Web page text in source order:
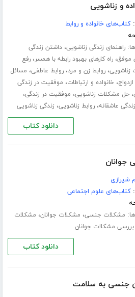
و زناشویی
کتاب‌های خانواده و روابط
راهنمای زندگی زناشویی،داشتن زندگی
موفق،راه کارهای بهبود رابطه با همسر،رفع
زناشویی،روابط زن و مرد،روابط عاطفی، مسائل
ازدواج، خانواده و ارتباطات، موفقیت در زندگی
،حل مشکلات زناشویی، موفقیت در زندگی،
عاشقانه،روابط زناشویی، زندگی زناشویی
دانلود کتاب
جوانان
شیرازی
کتاب‌های علوم اجتماعی
مشکلات جنسی، مشکلات جوانان، مشکلات
بررسی مشکلات جوانان
دانلود کتاب
جنسی به سلامت